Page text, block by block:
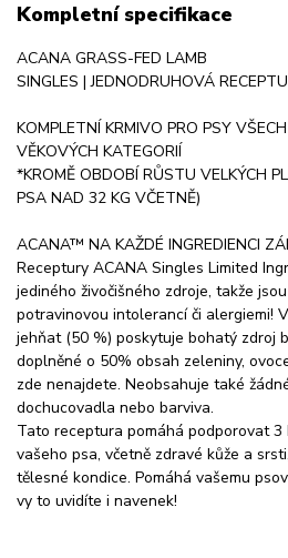
Kompletní specifikace
ACANA GRASS-FED LAMB
SINGLES | JEDNODRUHOVÁ
KOMPLETNÍ KRMIVO PRO PSY
VĚKOVÝCH KATEGORIÍ
*KROMĚ OBDOBÍ RŮSTU VELKÝCH
PSA NAD 32 KG VČETNĚ)
ACANA™ NA KAŽDÉ INGREDIENCI
Receptury ACANA Singles Limited
jediného živočišného zdroje, takže
potravinovou intolerancí či alergiemi!
jehňat (50 %) poskytuje bohatý zdroj
doplněné o 50% obsah zeleniny,
zde nenajdete. Neobsahuje také
dochucovadla nebo barviva.
Tato receptura pomáhá podporovat
vašeho psa, včetně zdravé kůže a
tělesné kondice. Pomáhá vašemu
vy to uvidíte i navenek!